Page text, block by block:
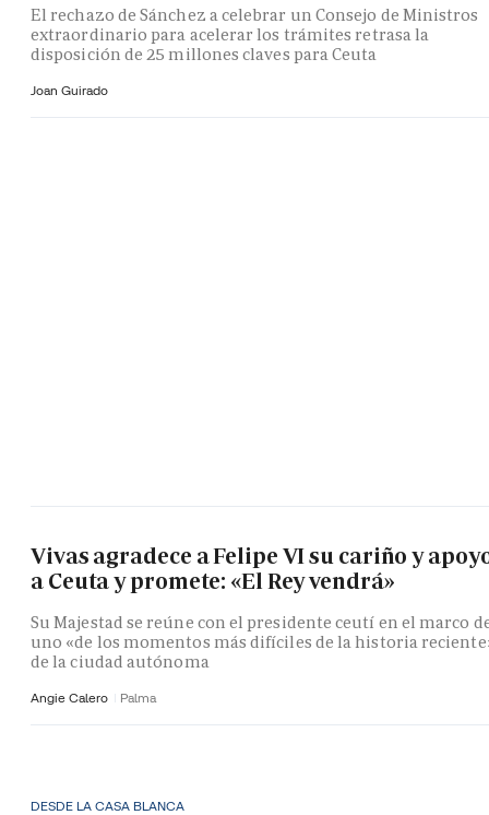
El rechazo de Sánchez a celebrar un Consejo de Ministros
extraordinario para acelerar los trámites retrasa la
disposición de 25 millones claves para Ceuta
Joan Guirado
Vivas agradece a Felipe VI su cariño y
a Ceuta y promete: «El Rey vendrá»
Su Majestad se reúne con el presidente ceutí en el marco
uno «de los momentos más difíciles de la historia
de la ciudad autónoma
Angie Calero Palma
DESDE LA CASA BLANCA